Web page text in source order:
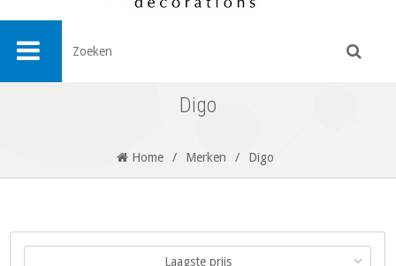
Digo
Home / Merken / Digo
Laagste prijs